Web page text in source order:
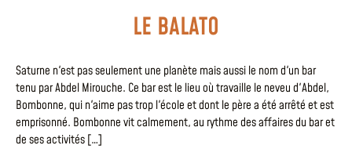
LE BALATO
Saturne n'est pas seulement une planète mais aussi le nom d'un bar
tenu par Abdel Mirouche. Ce bar est le lieu où travaille le neveu d'Abdel,
Bombonne, qui n'aime pas trop l'école et dont le père a été arrêté et est
emprisonné. Bombonne vit calmement, au rythme des affaires du bar et
de ses activités […]